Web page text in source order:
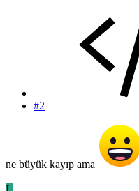
#2
ne büyük kayıp ama